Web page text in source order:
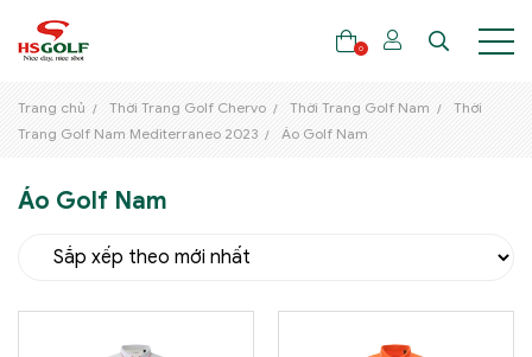
THƯƠNG HIỆU
0
Trang chủ Thời Trang Golf Chervo Thời Trang Golf Nam
Thời
Trang Golf Nam Mediterraneo 2023
Áo Golf Nam
Áo Golf Nam